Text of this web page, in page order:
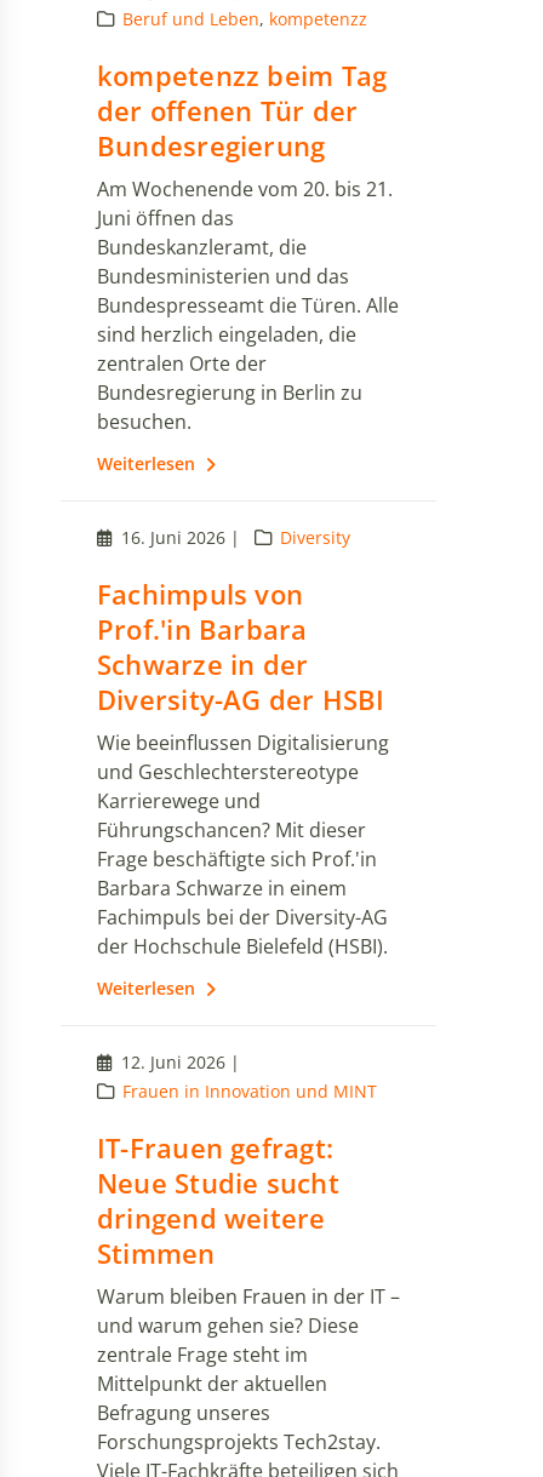
Beruf und Leben, kompetenzz
kompetenzz beim Tag
der offenen Tür der
Bundesregierung
Am Wochenende vom 20. bis 21.
Juni öffnen das
Bundeskanzleramt, die
Bundesministerien und das
Bundespresseamt die Türen. Alle
sind herzlich eingeladen, die
zentralen Orte der
Bundesregierung in Berlin zu
besuchen.
Weiterlesen
16. Juni 2026 | Diversity
Fachimpuls von
Prof.'in Barbara
Schwarze in der
Diversity-AG der HSBI
Wie beeinflussen Digitalisierung
und Geschlechterstereotype
Karrierewege und
Führungschancen? Mit dieser
Frage beschäftigte sich Prof.'in
Barbara Schwarze in einem
Fachimpuls bei der Diversity-AG
der Hochschule Bielefeld (HSBI).
Weiterlesen
12. Juni 2026 |
Frauen in Innovation und MINT
IT-Frauen gefragt:
Neue Studie sucht
dringend weitere
Stimmen
Warum bleiben Frauen in der IT –
und warum gehen sie? Diese
zentrale Frage steht im
Mittelpunkt der aktuellen
Befragung unseres
Forschungsprojekts Tech2stay.
Viele IT-Fachkräfte beteiligen sich